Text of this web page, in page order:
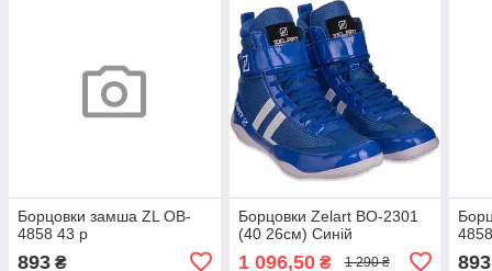
Борцовки замша ZL OB-
4858 43 р
893 ₴
Борцовки Zelart BO-2301
(40 26см) Синій
1 096,50₴ 1 290 ₴ 893